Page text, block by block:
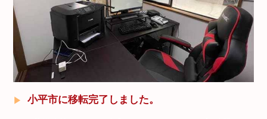
小平市に移転完了しました。